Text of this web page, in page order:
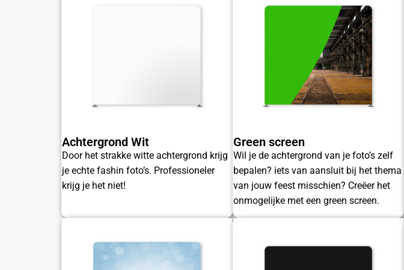
Achtergrond Wit
Door het strakke witte achtergrond krijg
je echte fashin foto’s. Professioneler
krijg je het niet!
Green screen
Wil je de achtergrond van je foto’s zelf
bepalen? iets van aansluit bij het thema
van jouw feest misschien? Creëer het
onmogelijke met een green screen.